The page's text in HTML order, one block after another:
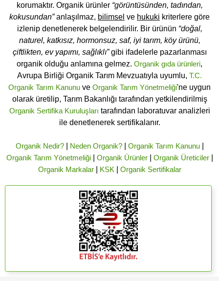
korumaktır. Organik ürünler “görüntüsünden, tadından,
kokusundan”anlaşılmaz, bilimsel ve hukuki kriterlere göre
izlenip denetlenerek belgelendirilir. Bir ürünün “doğal,
naturel, katkısız, hormonsuz, saf, iyi tarım, köy ürünü,
çiftlikten, ev yapımı, sağlıklı”gibi ifadelerle pazarlanması
organik olduğu anlamına gelmez. Organik gıda ürünleri,
Avrupa Birliği Organik Tarım Mevzuatıyla uyumlu, T.C.
Organik Tarım Kanunu ve Organik Tarım Yönetmeliği'ne uygun
olarak üretilip, Tarım Bakanlığı tarafından yetkilendirilmiş
Organik Sertifika Kuruluşları tarafından laboratuvar analizleri
ile denetlenerek sertifikalanır.
Organik Nedir?| Neden Organik?| Organik Tarım Kanunu|
Organik Tarım Yönetmeliği| Organik Ürünler| Organik Üreticiler|
Organik Markalar| KSK Organik Sertifikalar